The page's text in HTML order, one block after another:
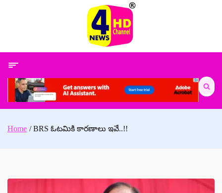
Search
for:
Home BRS ఓటమికి కారణాలు ఇవే..!!